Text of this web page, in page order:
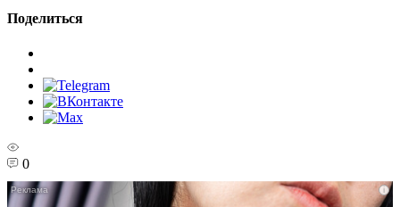
Поделиться
0
i